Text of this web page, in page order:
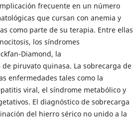
frecuente en un número
que cursan con anemia y
como parte de su terapia. Entre ellas
los síndromes
Diamond, la
piruvato quinasa. La sobrecarga de
enfermedades tales como la
viral, el síndrome metabólico y
El diagnóstico de sobrecarga
del hierro sérico no unido a la